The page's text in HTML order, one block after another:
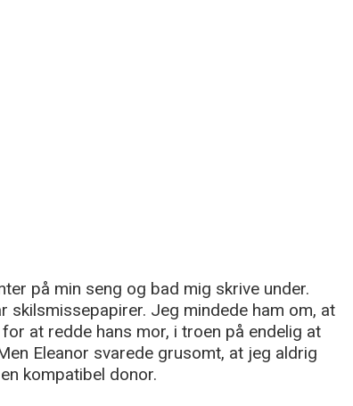
på min seng og bad mig skrive under.
skilsmissepapirer. Jeg mindede ham om, at
at redde hans mor, i troen på endelig at
Eleanor svarede grusomt, at jeg aldrig
kompatibel donor.